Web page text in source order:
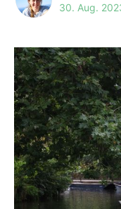
30. Aug.